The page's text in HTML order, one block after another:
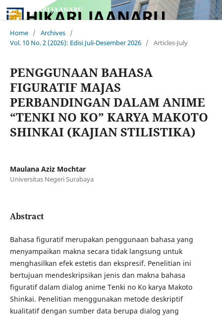
HIKARI JAANARU
Home / Archives /
Vol. 10 No. 2 (2026): Edisi Juli-Desember 2026 / Articles-July
PENGGUNAAN BAHASA
FIGURATIF MAJAS
PERBANDINGAN DALAM ANIME
“TENKI NO KO” KARYA MAKOTO
SHINKAI (KAJIAN STILISTIKA)
Maulana Aziz Mochtar
Universitas Negeri Surabaya
Abstract
Bahasa figuratif merupakan penggunaan bahasa yang
menyampaikan makna secara tidak langsung untuk
menghasilkan efek estetis dan ekspresif. Penelitian ini
bertujuan mendeskripsikan jenis dan makna bahasa
figuratif dalam dialog anime Tenki no Ko karya Makoto
Shinkai. Penelitian menggunakan metode deskriptif
kualitatif dengan sumber data berupa dialog yang